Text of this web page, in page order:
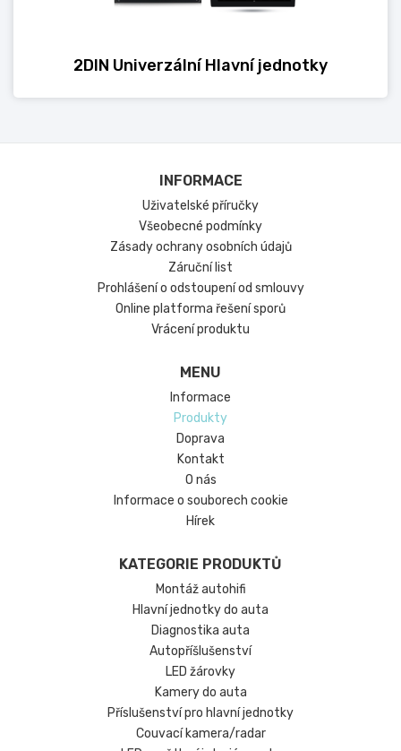
2DIN Univerzální Hlavní jednotky
INFORMACE
Uživatelské příručky
Všeobecné podmínky
Zásady ochrany osobních údajů
Záruční list
Prohlášení o odstoupení od smlouvy
Online platforma řešení sporů
Vrácení produktu
MENU
Informace
Produkty
Doprava
Kontakt
O nás
Informace o souborech cookie
Hírek
KATEGORIE PRODUKTŮ
Montáž autohifi
Hlavní jednotky do auta
Diagnostika auta
Autopříšlušenství
LED žárovky
Kamery do auta
Příslušenství pro hlavní jednotky
Couvací kamera/radar